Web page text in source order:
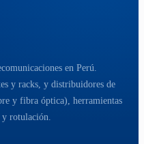
en Perú.
y racks, y distribuidores de
y fibra óptica), herramientas
y rotulación.